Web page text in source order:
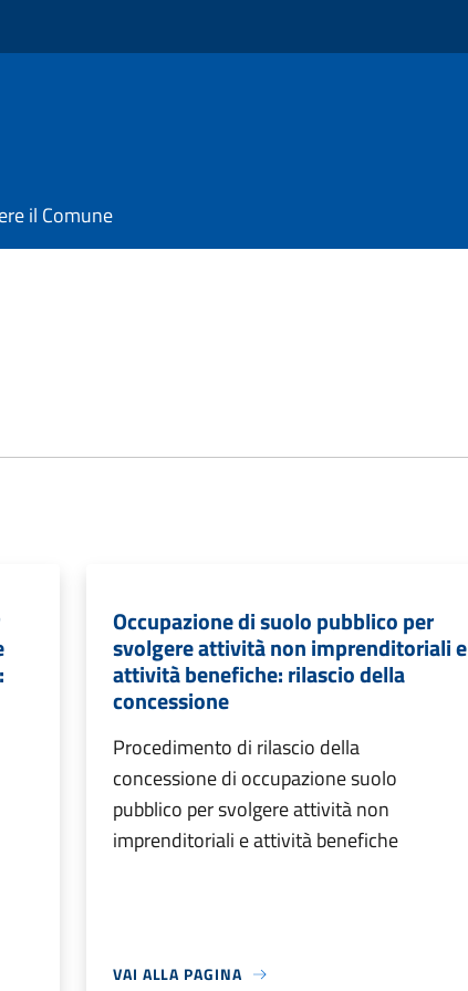
il Comune
Occupazione di suolo pubblico per
svolgere attività non imprenditoriali e
attività benefiche: rilascio della
concessione
Procedimento di rilascio della
concessione di occupazione suolo
pubblico per svolgere attività non
imprenditoriali e attività benefiche
VAI ALLA PAGINA